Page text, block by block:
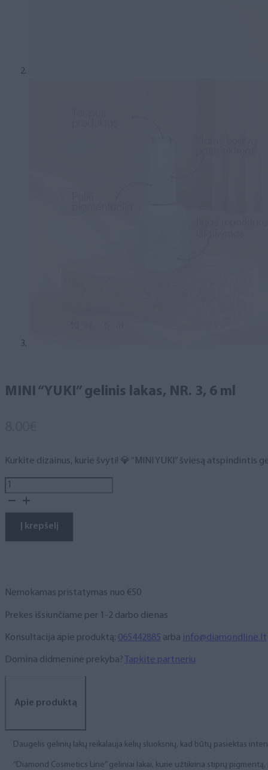
MINI “YUKI” gelinis lakas, NR. 3, 6 ml
Kurkite dizainus, kurie švyti! 💎 “MINI YUKI” šviesą
produkto
kiekis:
"YUKI"
gelinis
ml
Į krepšelį
Nemokamas pristatymas nuo €50
Prekes išsiunčiame per 1-2 darbo dienas
Konsultacija apie produktą: 065442885 arba info@diamondline.lt
Domina didmeninė prekyba? Tapkite partneriu
Apie produktą
Daugelis gelinių lakų reikalauja kelių sluoksnių, kad būtų pasiektas
“Diamond Cosmetics Line” geliniai lakai, kurie užtikrina stiprų